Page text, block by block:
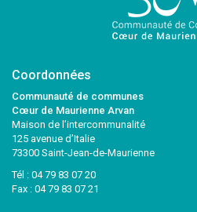
Coordonnées
Communauté de communes
Cœur de Maurienne Arvan
Maison de l’intercommunalité
125 avenue d’Italie
73300 Saint-Jean-de-Maurienne
Tél : 04 79 83 07 20
Fax : 04 79 83 07 21